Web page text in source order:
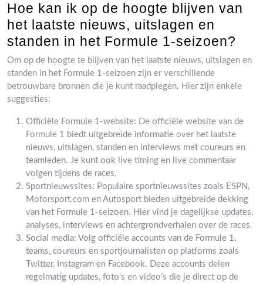
Hoe kan ik op de hoogte blijven van
het laatste nieuws, uitslagen en
standen in het Formule 1-seizoen?
Om op de hoogte te blijven van het laatste nieuws, uitslagen en
standen in het Formule 1-seizoen zijn er verschillende
betrouwbare bronnen die je kunt raadplegen. Hier zijn enkele
suggesties:
Officiële Formule 1-website: De officiële website van de
Formule 1 biedt uitgebreide informatie over het laatste
nieuws, uitslagen, standen en interviews met coureurs en
teamleden. Je kunt ook live timing en live commentaar
volgen tijdens de races.
Sportnieuwssites: Populaire sportnieuwssites zoals ESPN,
Motorsport.com en Autosport bieden uitgebreide dekking
van het Formule 1-seizoen. Hier vind je dagelijkse updates,
analyses, interviews en achtergrondverhalen over de races.
Social media: Volg officiële accounts van de Formule 1,
teams, coureurs en sportjournalisten op platforms zoals
Twitter, Instagram en Facebook. Deze accounts delen
regelmatig updates, foto’s en video’s die je direct op de